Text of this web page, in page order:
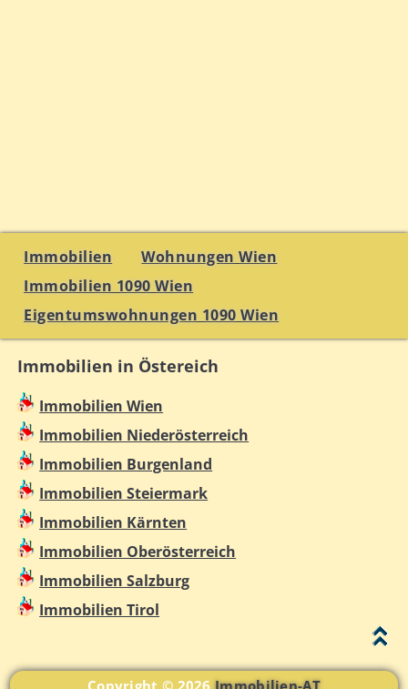
Immobilien
Wohnungen Wien
Immobilien 1090 Wien
Eigentumswohnungen 1090 Wien
Immobilien in Östereich
Immobilien Wien
Immobilien Niederösterreich
Immobilien Burgenland
Immobilien Steiermark
Immobilien Kärnten
Immobilien Oberösterreich
Immobilien Salzburg
Immobilien Tirol
Copyright © 2026Immobilien-AT